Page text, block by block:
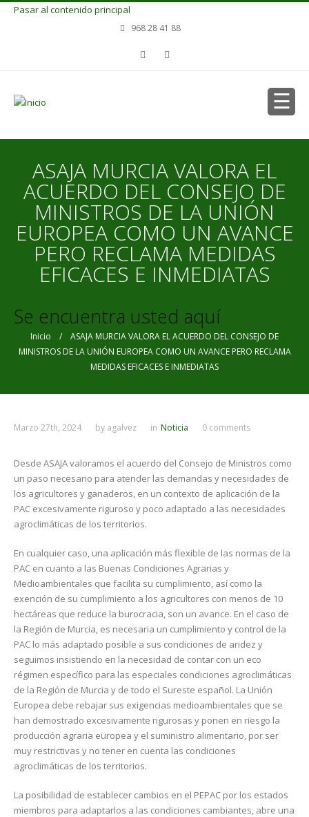
Pasar al contenido principal
968 28 41 88
ASAJA MURCIA VALORA EL
ACUERDO DEL CONSEJO DE
MINISTROS DE LA UNIÓN
EUROPEA COMO UN AVANCE
PERO RECLAMA MEDIDAS
EFICACES E INMEDIATAS
Se encuentra usted aquí
Inicio / ASAJA MURCIA VALORA EL ACUERDO DEL CONSEJO DE
MINISTROS DE LA UNIÓN EUROPEA COMO UN AVANCE PERO RECLAMA
MEDIDAS EFICACES E INMEDIATAS
Marzo 27th, 2024 by agalvez in Noticia 0 comments
Desde ASAJA valoramos el acuerdo del Consejo de Ministros como
un paso necesario para atender las demandas y necesidades de
los agricultores y ganaderos, en un contexto de aplicación de la
PAC excesivamente riguroso y poco adaptado a las necesidades
agroclimáticas de los territorios.
En cualquier caso, una aplicación más flexible de las normas de la
PAC en cuanto a las Buenas Condiciones Agrarias y
Medioambientales que facilita su cumplimiento, así como la
exención de su cumplimiento a los agricultores con menos de 10
hectáreas que reduce la burocracia, son un avance. En el caso de
la Región de Murcia, es necesaria un cumplimiento y control de la
PAC lo más adaptado posible a sus condiciones de aridez y
seguimos insistiendo en la necesidad de contar con un eco
régimen específico para las especiales condiciones agroclimáticas
de la Región de Murcia y de todo el Sureste español. La Unión
Europea debe rebajar sus exigencias medioambientales que se
han demostrado excesivamente rigurosas y ponen en riesgo la
producción agraria europea y el suministro alimentario, por ser
muy restrictivas y no tener en cuenta las condiciones
agroclimáticas de los territorios.
La posibilidad de establecer cambios en el PEPAC por los estados
miembros para adaptarlos a las condiciones cambiantes, abre una